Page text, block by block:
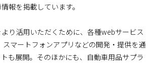
報を掲載しています。
より活用いただくために、各種webサービス
スマートフォンアプリなどの開発・提供を通
も展開。そのほかにも、自動車用品サプラ